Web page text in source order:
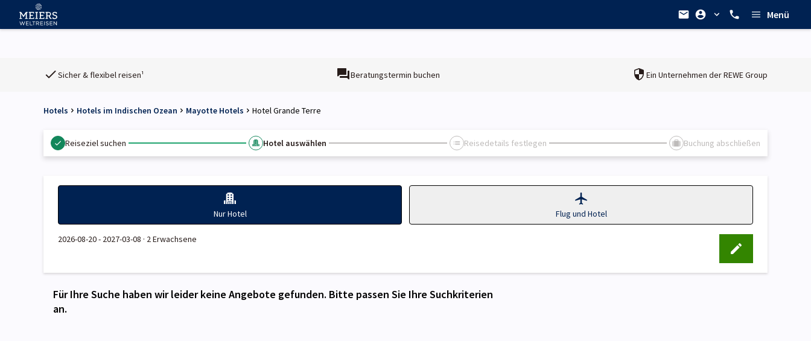
Menü
Sicher & flexibel reisen¹ Beratungstermin buchen Ein Unternehmen derREWE Group
Hotels Hotels im Indischen Ozean Mayotte Hotels Hotel Grande Terre
Reiseziel suchen Hotel auswählen Reisedetails festlegen Buchung abschließen
Nur Hotel Flug und Hotel
2026-08-20 - 2027-03-08 · 2 Erwachsene
Für Ihre Suche haben wir leider keine Angebote gefunden. Bitte passen Sie Ihre Suchkriterien
an.